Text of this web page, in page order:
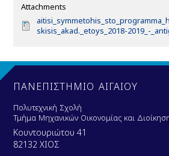
Attachments
D
o
m
n
t
skisis_akad._etoys_2018-2019_-
ΠΑΝΕΠΙΣΤΗΜΙΟ ΑΙΓΑΙΟΥ
Πολυτεχνική Σχολή
Τμήμα Μηχανικών Οικονομίας και
Κουντουριώτου 41
82132 ΧΙΟΣ